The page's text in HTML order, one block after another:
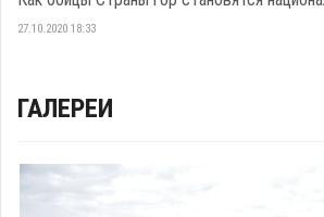
27.10.2020 18:33
ГАЛЕРЕИ